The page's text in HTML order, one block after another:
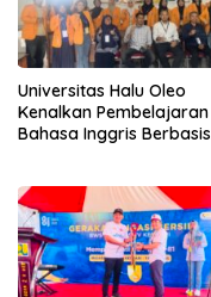
Universitas Halu Oleo
Kenalkan Pembelajaran
Bahasa Inggris Berbasis